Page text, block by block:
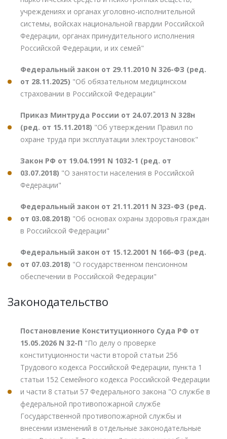
учреждениях и органах уголовно-исполнительной
системы, войсках национальной гвардии Российской
Федерации, органах принудительного исполнения
Российской Федерации, и их семей"
Федеральный закон от 29.11.2010 N 326-ФЗ (ред.
от 28.11.2025) "Об обязательном медицинском
страховании в Российской Федерации"
Приказ Минтруда России от 24.07.2013 N 328н
(ред. от 15.11.2018) "Об утверждении Правил по
охране труда при эксплуатации электроустановок"
Закон РФ от 19.04.1991 N 1032-1 (ред. от
03.07.2018) "О занятости населения в Российской
Федерации"
Федеральный закон от 21.11.2011 N 323-ФЗ (ред.
от 03.08.2018) "Об основах охраны здоровья граждан
в Российской Федерации"
Федеральный закон от 15.12.2001 N 166-ФЗ (ред.
от 07.03.2018) "О государственном пенсионном
обеспечении в Российской Федерации"
Законодательство
Постановление Конституционного Суда РФ от
15.05.2026 N 32-П "По делу о проверке
конституционности части второй статьи 256
Трудового кодекса Российской Федерации, пункта 1
статьи 152 Семейного кодекса Российской Федерации
и части 8 статьи 57 Федерального закона "О службе в
федеральной противопожарной службе
Государственной противопожарной службы и
внесении изменений в отдельные законодательные